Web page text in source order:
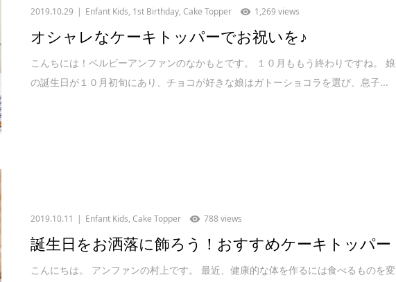
2019.10.29 Enfant Kids, 1st Birthday,Cake Topper 1,269 views
オシャレなケーキトッパーでお祝いを♪
こんちには！ベルビーアンファンのなかもとです。 １０月ももう終わりですね。 娘
の誕生日が１０月初旬にあり、チョコが好きな娘はガトーショコラを選び、息子...
2019.10.11 Enfant Kids,Cake Topper 788 views
誕生日をお洒落に飾ろう！おすすめケーキトッパー
こんにちは。 アンファンの村上です。 最近、健康的な体を作るには食べるものを変